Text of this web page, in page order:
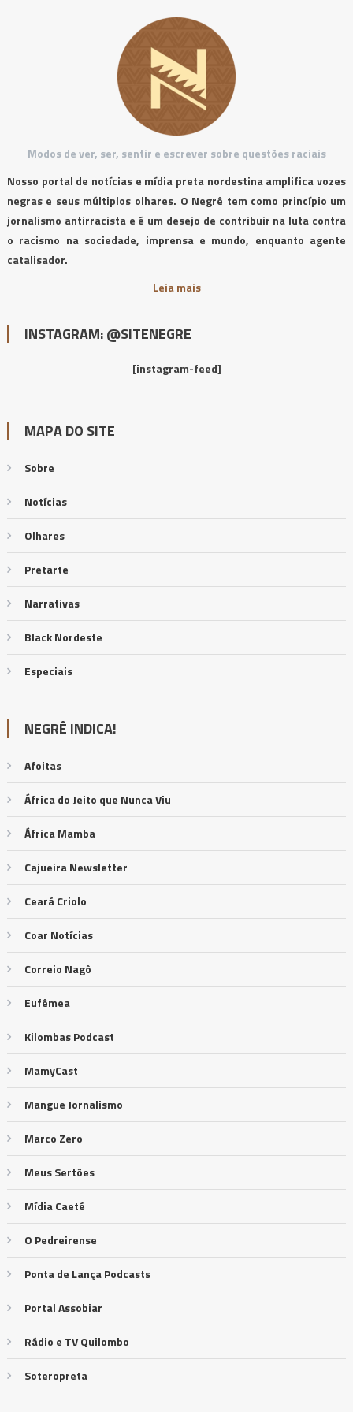
Modos de ver, ser, sentir e escrever sobre questões raciais
Nosso portal de notícias e mídia preta nordestina amplifica vozes
negras e seus múltiplos olhares. O Negrê tem como princípio um
jornalismo antirracista e é um desejo de contribuir na luta contra
o racismo na sociedade, imprensa e mundo, enquanto agente
catalisador.
Leia mais
INSTAGRAM: @SITENEGRE
[instagram-feed]
MAPA DO SITE
Sobre
Notícias
Olhares
Pretarte
Narrativas
Black Nordeste
Especiais
NEGRÊ INDICA!
Afoitas
África do Jeito que Nunca Viu
África Mamba
Cajueira Newsletter
Ceará Criolo
Coar Notícias
Correio Nagô
Eufêmea
Kilombas Podcast
MamyCast
Mangue Jornalismo
Marco Zero
Meus Sertões
Mídia Caeté
O Pedreirense
Ponta de Lança Podcasts
Portal Assobiar
Rádio e TV Quilombo
Soteropreta